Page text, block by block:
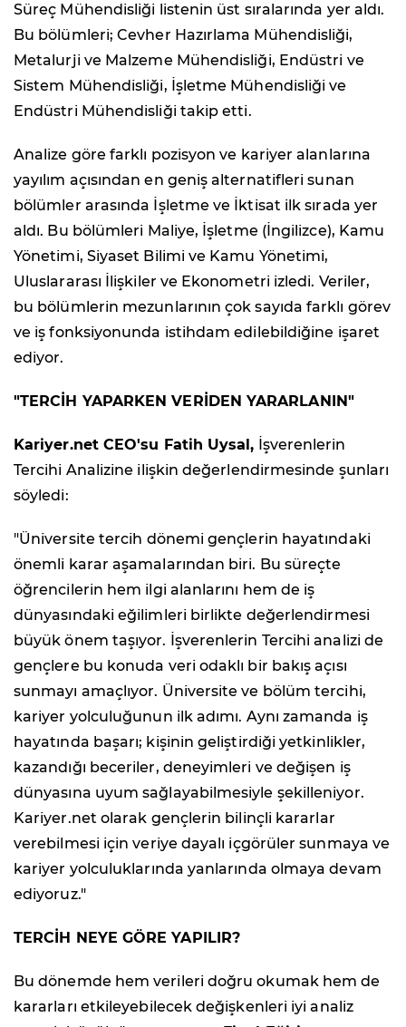
Süreç Mühendisliği listenin üst sıralarında yer aldı.
Bu bölümleri; Cevher Hazırlama Mühendisliği,
Metalurji ve Malzeme Mühendisliği, Endüstri ve
Sistem Mühendisliği, İşletme Mühendisliği ve
Endüstri Mühendisliği takip etti.
Analize göre farklı pozisyon ve kariyer alanlarına
yayılım açısından en geniş alternatifleri sunan
bölümler arasında İşletme ve İktisat ilk sırada yer
aldı. Bu bölümleri Maliye, İşletme (İngilizce), Kamu
Yönetimi, Siyaset Bilimi ve Kamu Yönetimi,
Uluslararası İlişkiler ve Ekonometri izledi. Veriler,
bu bölümlerin mezunlarının çok sayıda farklı görev
ve iş fonksiyonunda istihdam edilebildiğine işaret
ediyor.
"TERCİH YAPARKEN VERİDEN YARARLANIN"
Kariyer.net CEO'su Fatih Uysal, İşverenlerin
Tercihi Analizine ilişkin değerlendirmesinde şunları
söyledi:
"Üniversite tercih dönemi gençlerin hayatındaki
önemli karar aşamalarından biri. Bu süreçte
öğrencilerin hem ilgi alanlarını hem de iş
dünyasındaki eğilimleri birlikte değerlendirmesi
büyük önem taşıyor. İşverenlerin Tercihi analizi de
gençlere bu konuda veri odaklı bir bakış açısı
sunmayı amaçlıyor. Üniversite ve bölüm tercihi,
kariyer yolculuğunun ilk adımı. Aynı zamanda iş
hayatında başarı; kişinin geliştirdiği yetkinlikler,
kazandığı beceriler, deneyimleri ve değişen iş
dünyasına uyum sağlayabilmesiyle şekilleniyor.
Kariyer.net olarak gençlerin bilinçli kararlar
verebilmesi için veriye dayalı içgörüler sunmaya ve
kariyer yolculuklarında yanlarında olmaya devam
ediyoruz."
TERCİH NEYE GÖRE YAPILIR?
Bu dönemde hem verileri doğru okumak hem de
kararları etkileyebilecek değişkenleri iyi analiz